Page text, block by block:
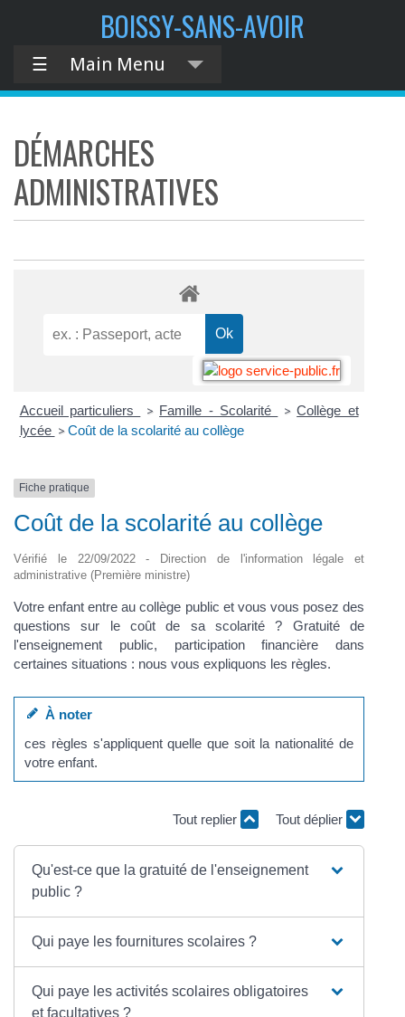
BOISSY-SANS-AVOIR
☰ Main Menu
DÉMARCHES
ADMINISTRATIVES
Accueil particuliers > Famille - Scolarité > Collège et
lycée > Coût de la scolarité au collège
Fiche pratique
Coût de la scolarité au collège
Vérifié le 22/09/2022 - Direction de l'information légale et
administrative (Première ministre)
Votre enfant entre au collège public et vous vous posez des
questions sur le coût de sa scolarité ? Gratuité de
l'enseignement public, participation financière dans
certaines situations : nous vous expliquons les règles.
À noter
ces règles s'appliquent quelle que soit la nationalité de
votre enfant.
Tout replier Tout déplier
Qu'est-ce que la gratuité de l'enseignement
public ?
Qui paye les fournitures scolaires ?
Qui paye les activités scolaires obligatoires
et facultatives ?